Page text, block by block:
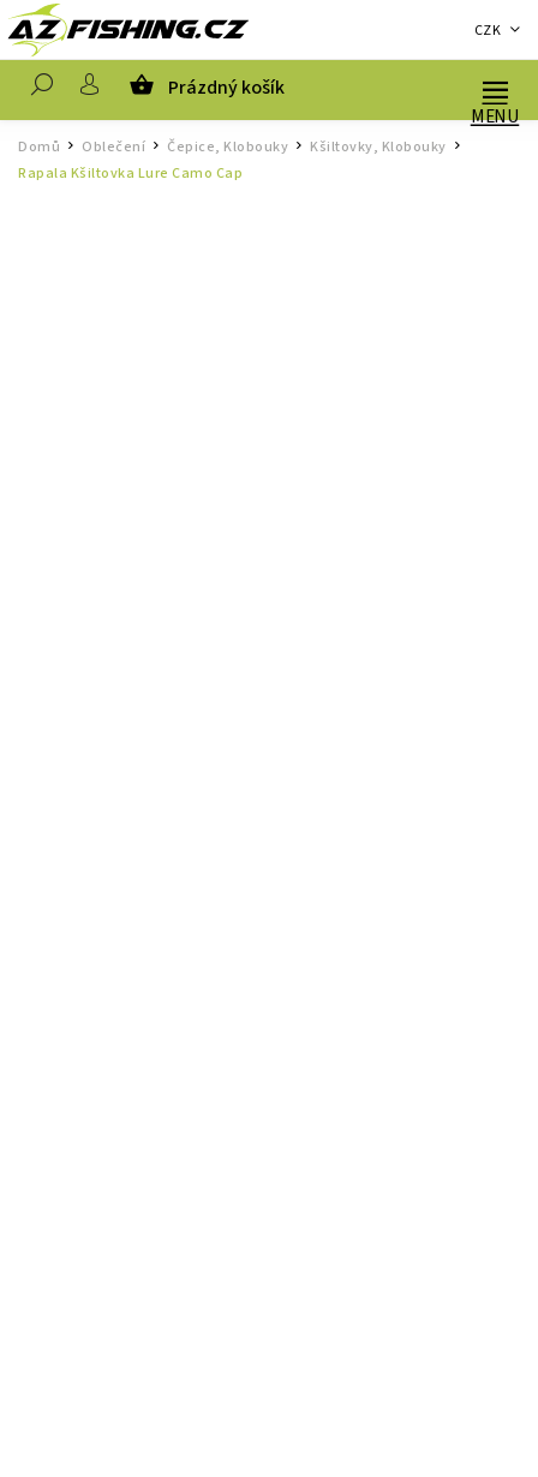
CZK
Prázdný košík
Domů / Oblečení / Čepice, Klobouky / Kšiltovky, Klobouky
Rapala Kšiltovka Lure Camo Cap